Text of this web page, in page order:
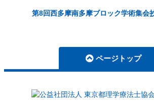
第8回西多摩南多摩ブロック学術集会
ページトップ